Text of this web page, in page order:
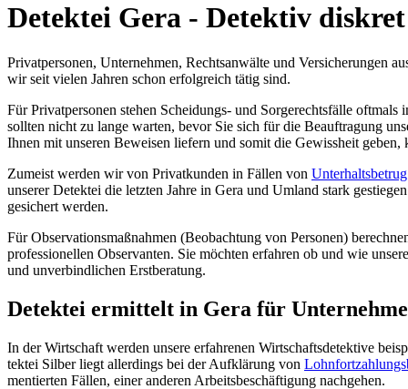
Detek­tei Gera - Detek­tiv
Pri­vat­per­so­nen, Unter­neh­men, Rechts­an­wäl­te und Ver­si­che­run­gen
wir seit vie­len Jah­ren schon erfolg­reich tätig sind.
Für Pri­vat­per­so­nen ste­hen Schei­dungs- und Sor­ge­rechts­fäl­le
soll­ten nicht zu lan­ge war­ten, bevor Sie sich für die Beauf­tra­gung
Ihnen mit unse­ren Bewei­sen lie­fern und somit die Gewiss­heit
Zumeist wer­den wir von Pri­vat­kun­den in Fäl­len von Unter­halts­be­trug
unse­rer Detek­tei die letz­ten Jah­re in Gera und Umland stark
gesi­chert wer­den.
Für Obser­va­ti­ons­maß­nah­men (Beob­ach­tung von Per­so­nen)
pro­fes­sio­nel­len Obser­van­ten. Sie möch­ten erfah­ren ob und wie
und unver­bind­li­chen Erst­be­ra­tung.
Detek­tei ermit­telt in Gera für
In der Wirt­schaft wer­den unse­re erfah­re­nen Wirt­schafts­de­tek­ti­ve
tek­tei Sil­ber liegt aller­dings bei der Auf­klä­rung von
men­tier­ten Fäl­len, einer ande­ren Arbeits­be­schäf­ti­gung nach­ge­hen.